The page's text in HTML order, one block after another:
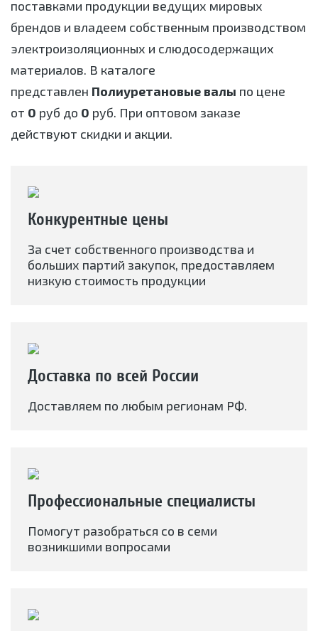
поставками продукции ведущих мировых
брендов и владеем собственным производством
электроизоляционных и слюдосодержащих
материалов. В каталоге
представлен Полиуретановые валы по цене
от 0 руб до 0 руб. При оптовом заказе
действуют скидки и акции.
Конкурентные цены
За счет собственного производства и
больших партий закупок, предоставляем
низкую стоимость продукции
Доставка по всей России
Доставляем по любым регионам РФ.
Профессиональные специалисты
Помогут разобраться со в семи
возникшими вопросами